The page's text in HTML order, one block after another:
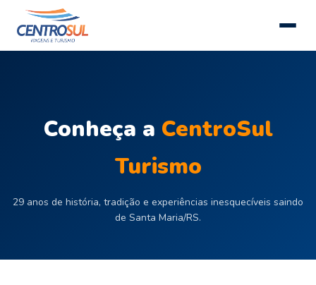
Conheça a CentroSul
Turismo
29 anos de história, tradição e experiências inesquecíveis saindo
de Santa Maria/RS.